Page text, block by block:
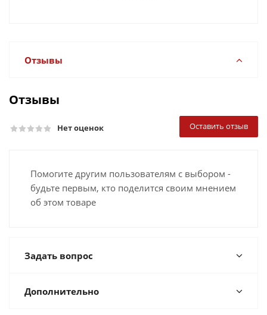
Отзывы
Отзывы
Нет оценок Оставить отзыв
Помогите другим пользователям с выбором -
будьте первым, кто поделится своим мнением
об этом товаре
Задать вопрос
Дополнительно